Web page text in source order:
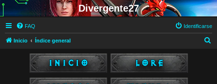
Divergente27
FAQ Identificarse
Inicio Índice general